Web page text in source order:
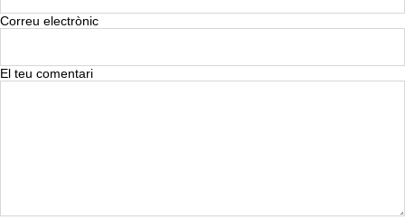
Correu electrònic
El teu comentari